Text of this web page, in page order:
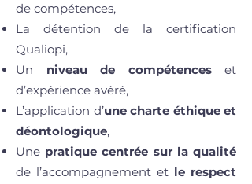
de compétences,
La détention de la certification
Qualiopi,
Un niveau de compétenceset
d’expérience avéré,
L’application d’une charte éthique et
déontologique,
Une pratique centrée sur la qualité
de l’accompagnement et le respect